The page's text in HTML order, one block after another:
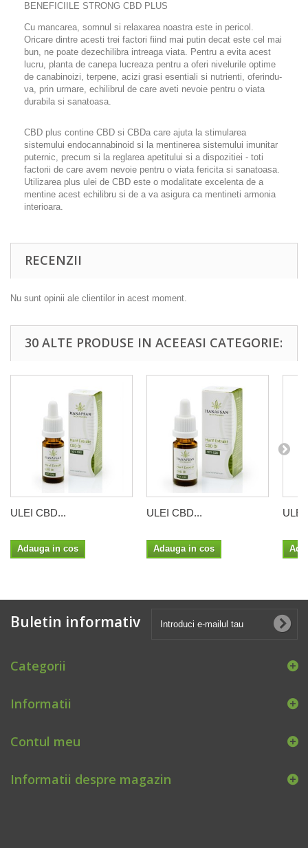
BENEFICIILE STRONG CBD PLUS
Cu mancarea, somnul si relaxarea noastra este in pericol.
Oricare dintre acesti trei factori fiind mai putin decat este cel mai
bun, ne poate dezechilibra intreaga viata. Pentru a evita acest
lucru, planta de canepa lucreaza pentru a oferi nivelurile optime
de canabinoizi, terpene, acizi grasi esentiali si nutrienti, oferindu-
va, prin urmare, echilibrul de care aveti nevoie pentru o viata
durabila si sanatoasa.
CBD plus contine CBD si CBDa care ajuta la stimularea
sistemului endocannabinoid si la mentinerea sistemului imunitar
puternic, precum si la reglarea apetitului si a dispozitiei - toti
factorii de care avem nevoie pentru o viata fericita si sanatoasa.
Utilizarea plus ulei de CBD este o modalitate excelenta de a
mentine acest echilibru si de a va asigura ca mentineti armonia
interioara.
RECENZII
Nu sunt opinii ale clientilor in acest moment.
30 ALTE PRODUSE IN ACEEASI CATEGORIE:
ULEI CBD...
Adauga in cos
ULEI CBD...
Adauga in cos
ULEI
Buletin informativ
Categorii
Informatii
Contul meu
Informatii despre magazin